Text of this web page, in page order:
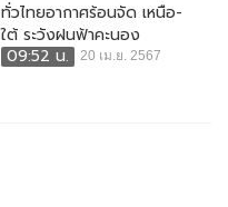
ทั่วไทยอากาศร้อนจัด เหนือ-
ใต้ ระวังฝนฟ้าคะนอง
09:52 น.
20 เม.ย. 2567